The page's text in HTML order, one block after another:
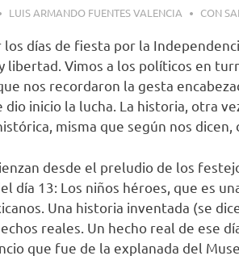
LUIS ARMANDO FUENTES VALENCIA CON
los días de fiesta por la
libertad. Vimos a los políticos en
nos recordaron la gesta
dio inicio la lucha. La historia, otra
misma que según nos
desde el preludio de los
día 13: Los niños héroes, que es
Una historia inventada (se
reales. Un hecho real de ese
que fue de la explanada del